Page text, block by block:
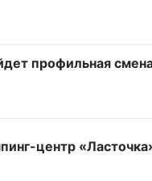
профильная
центр